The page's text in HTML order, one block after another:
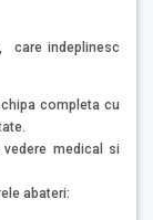
care indeplinesc
completa cu
medical si
abateri: